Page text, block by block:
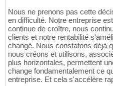
Nous ne prenons pas cette
en difficulté. Notre entreprise
continue de croître, nous
clients et notre rentabilité
changé. Nous constatons déjà
nous créons et utilisons,
plus horizontales, permettent
change fondamentalement ce
entreprise. Et cela s'accélère